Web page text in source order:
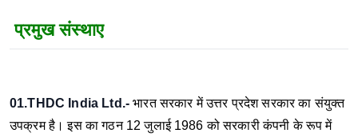
प्रमुख संस्थाए
01.THDC India Ltd.- भारत सरकार में उत्तर प्रदेश सरकार का संयुक्त
उपक्रम है। इस का गठन 12 जुलाई 1986 को सरकारी कंपनी के रूप में